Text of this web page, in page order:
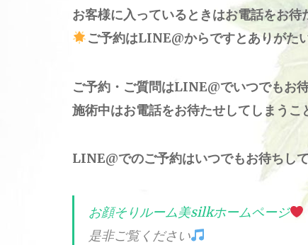
お客様に入っているときはお電話をお待
ご予約はLINE@からですとありがた
ご予約・ご質問はLINE@でいつでもお
施術中はお電話をお待たせしてしまうこ
LINE@でのご予約はいつでもお待ちし
お顔そりルーム美silkホームページ
是非ご覧ください